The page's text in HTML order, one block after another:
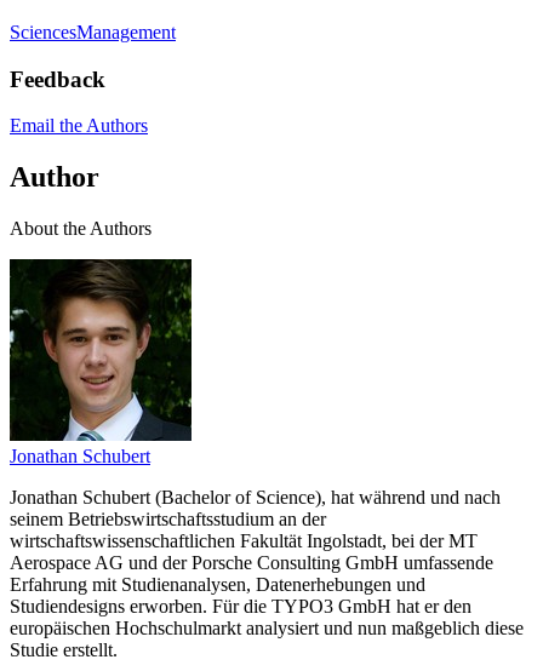
SciencesManagement
Feedback
Email the Authors
Author
About the Authors
Jonathan Schubert
Jonathan Schubert (Bachelor of Science), hat während und nach
seinem Betriebswirtschaftsstudium an der
wirtschaftswissenschaftlichen Fakultät Ingolstadt, bei der MT
Aerospace AG und der Porsche Consulting GmbH umfassende
Erfahrung mit Studienanalysen, Datenerhebungen und
Studiendesigns erworben. Für die TYPO3 GmbH hat er den
europäischen Hochschulmarkt analysiert und nun maßgeblich diese
Studie erstellt.